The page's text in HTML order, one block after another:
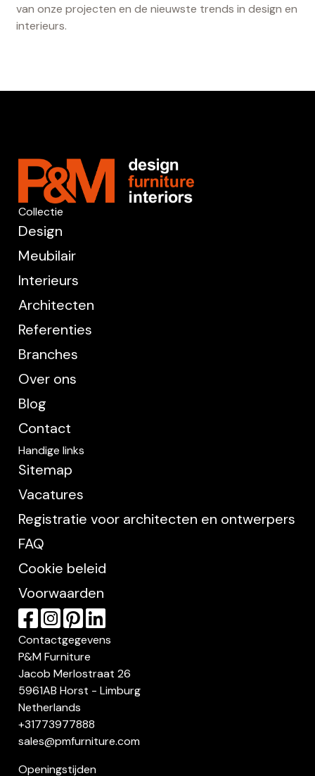
van onze projecten en de nieuwste trends in design en
interieurs.
Collectie
Design
Meubilair
Interieurs
Architecten
Referenties
Branches
Over ons
Blog
Contact
Handige links
Sitemap
Vacatures
Registratie voor architecten en ontwerpers
FAQ
Cookie beleid
Voorwaarden
Contactgegevens
P&M Furniture
Jacob Merlostraat 26
5961AB Horst - Limburg
Netherlands
+31773977888
sales@pmfurniture.com
Openingstijden